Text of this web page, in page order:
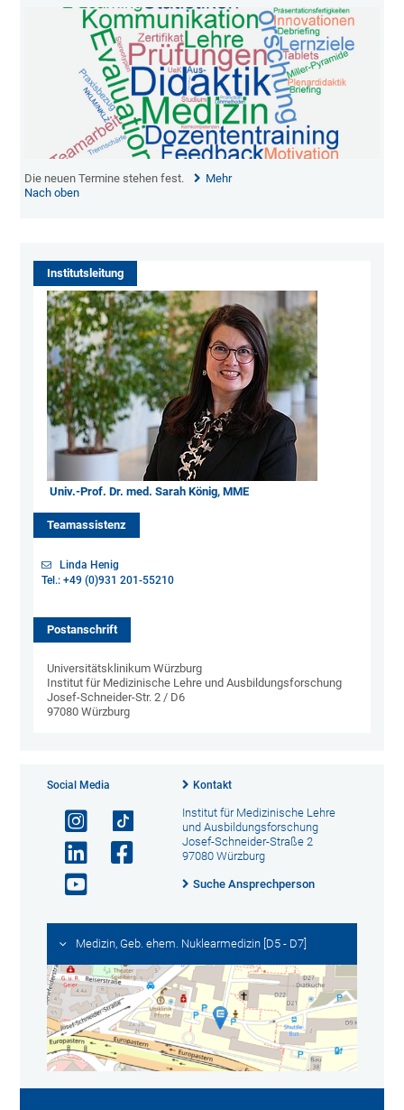
Die neuen Termine stehen fest.
Mehr
Nach oben
Institutsleitung
Univ.-Prof. Dr. med. Sarah König, MME
Teamassistenz
Linda Henig
Tel.: +49 (0)931 201-55210
Postanschrift
Universitätsklinikum Würzburg
Institut für Medizinische Lehre und Ausbildungsforschung
Josef-Schneider-Str. 2 / D6
97080 Würzburg
Social Media Kontakt
Institut für Medizinische Lehre
und Ausbildungsforschung
Josef-Schneider-Straße 2
97080 Würzburg
Suche Ansprechperson
Medizin, Geb. ehem. Nuklearmedizin [D5 - D7]